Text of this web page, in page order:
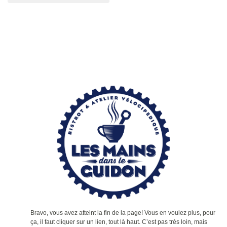
Bravo, vous avez atteint la fin de la page! Vous en voulez plus, pour
ça, il faut cliquer sur un lien, tout là haut. C’est pas très loin, mais